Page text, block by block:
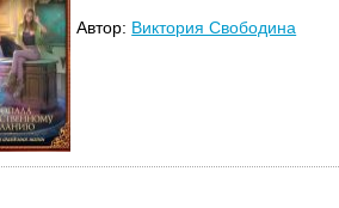
Автор: Виктория Свободина